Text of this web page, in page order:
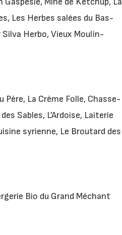
Les Herbes salées du Bas-
Herbo, Vieux Moulin-
Père, La Crème Folle, Chasse-
Sables, L’Ardoise, Laiterie
syrienne, Le Broutard des
Bio du Grand Méchant